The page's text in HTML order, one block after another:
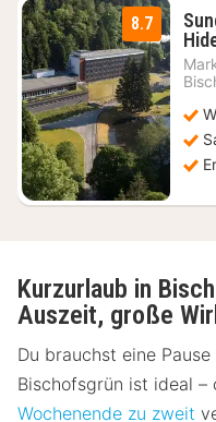
8.7
Kurzurlaub in
Auszeit, große
Du brauchst eine
Bischofsgrün ist ideal –
Wochenende zu zweit